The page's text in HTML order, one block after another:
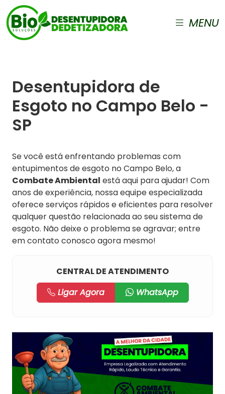
MENU
Desentupidora de
Esgoto no Campo Belo -
SP
Se você está enfrentando problemas com
entupimentos de esgoto no Campo Belo, a
Combate Ambiental está aqui para ajudar! Com
anos de experiência, nossa equipe especializada
oferece serviços rápidos e eficientes para resolver
qualquer questão relacionada ao seu sistema de
esgoto. Não deixe o problema se agravar; entre
em contato conosco agora mesmo!
CENTRAL DE ATENDIMENTO
Ligar Agora
WhatsApp